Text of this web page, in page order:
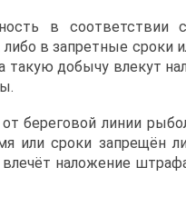
в соответствии
в запретные сроки
такую добычу влекут
береговой линии
или сроки запрещён
наложение